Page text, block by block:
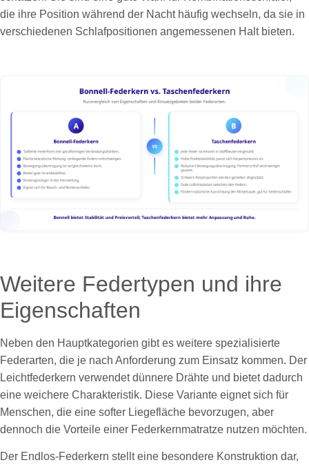
die ihre Position während der Nacht häufig wechseln, da sie in
verschiedenen Schlafpositionen angemessenen Halt bieten.
Weitere Federtypen und ihre
Eigenschaften
Neben den Hauptkategorien gibt es weitere spezialisierte
Federarten, die je nach Anforderung zum Einsatz kommen. Der
Leichtfederkern verwendet dünnere Drähte und bietet dadurch
eine weichere Charakteristik. Diese Variante eignet sich für
Menschen, die eine softer Liegefläche bevorzugen, aber
dennoch die Vorteile einer Federkernmatratze nutzen möchten.
Der Endlos-Federkern stellt eine besondere Konstruktion dar,